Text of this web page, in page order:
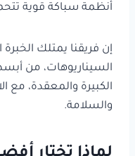
أنظمة سباكة قوية
إن فريقنا يمتلك
السيناريوهات، من
الكبيرة والمعقدة، مع
والسلامة.